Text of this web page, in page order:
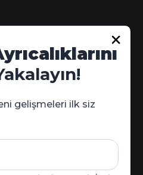
gelişmeleri ilk siz